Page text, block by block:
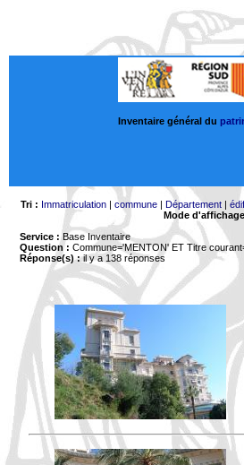
Inventaire général du
Tri : Immatriculation| commune| Département|
Mode d'affichage
Service : Base Inventaire
Question : Commune='MENTON' ET Titre
Réponse(s) :il y a 138 réponses